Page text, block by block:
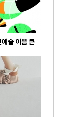
술 이음 큰